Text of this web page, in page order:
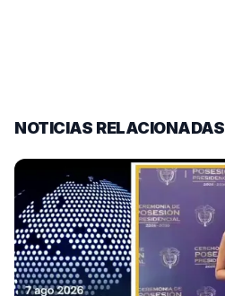
NOTICIAS RELACIONADAS